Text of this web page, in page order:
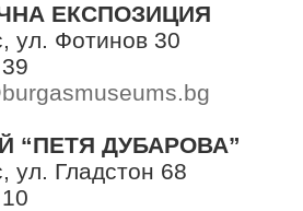
ЕКСПОЗИЦИЯ
ул. Фотинов 30
“ПЕТЯ ДУБАРОВА”
ул. Гладстон 68